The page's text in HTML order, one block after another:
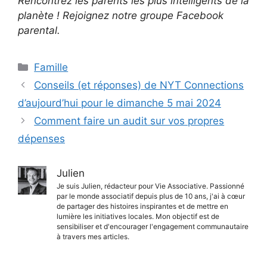
planète ! Rejoignez notre groupe Facebook
parental.
Catégories
Famille
Conseils (et réponses) de NYT Connections
d’aujourd’hui pour le dimanche 5 mai 2024
Comment faire un audit sur vos propres
dépenses
Julien
Je suis Julien, rédacteur pour Vie Associative. Passionné
par le monde associatif depuis plus de 10 ans, j'ai à cœur
de partager des histoires inspirantes et de mettre en
lumière les initiatives locales. Mon objectif est de
sensibiliser et d'encourager l'engagement communautaire
à travers mes articles.